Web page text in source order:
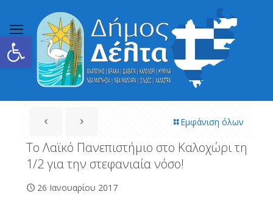
Ανοίξτε τη γραμμή εργαλείων
Εμφάνιση όλων
Το Λαϊκό Πανεπιστήμιο στο Καλοχώρι τη
1/2 για την στεφανιαία νόσο!
26 Ιανουαρίου 2017